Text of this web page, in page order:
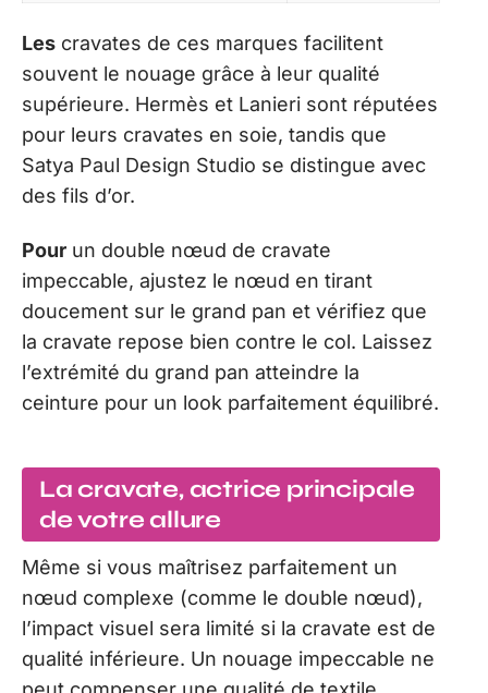
Les cravates de ces marques facilitent
souvent le nouage grâce à leur qualité
supérieure. Hermès et Lanieri sont réputées
pour leurs cravates en soie, tandis que
Satya Paul Design Studio se distingue avec
des fils d’or.
Pour un double nœud de cravate
impeccable, ajustez le nœud en tirant
doucement sur le grand pan et vérifiez que
la cravate repose bien contre le col. Laissez
l’extrémité du grand pan atteindre la
ceinture pour un look parfaitement équilibré.
La cravate, actrice principale
de votre allure
Même si vous maîtrisez parfaitement un
nœud complexe (comme le double nœud),
l’impact visuel sera limité si la cravate est de
qualité inférieure. Un nouage impeccable ne